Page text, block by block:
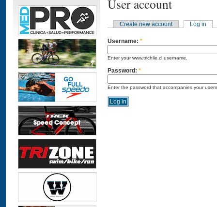
User account
Create new account Log in
Username: *
Enter your www.trichile.cl username.
Password: *
Enter the password that accompanies your